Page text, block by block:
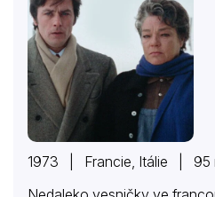
1973 | Francie, Itálie | 95